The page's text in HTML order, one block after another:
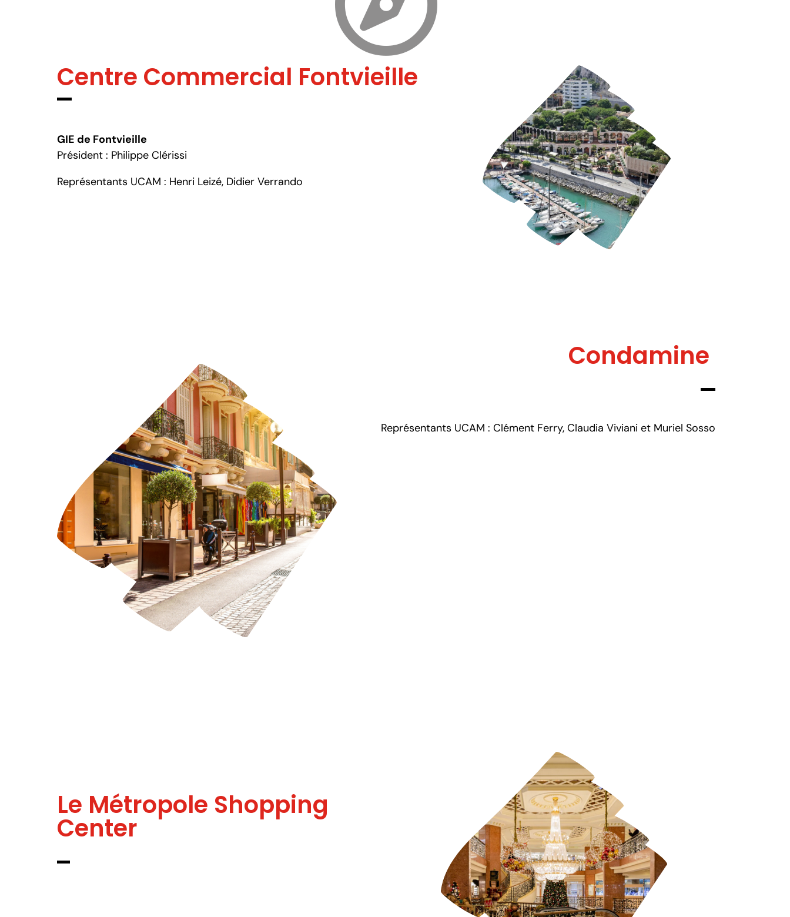
Centre Commercial Fontvieille
GIE de Fontvieille
Président : Philippe Clérissi
Représentants UCAM : Henri Leizé, Didier Verrando
Condamine
Représentants UCAM : Clément Ferry, Claudia Viviani et Muriel Sosso
Le Métropole Shopping
Center